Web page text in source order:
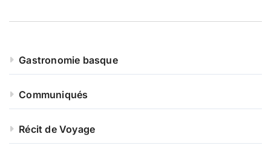
Gastronomie basque
Communiqués
Récit de Voyage